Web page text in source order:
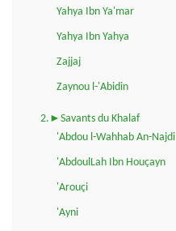
Yahya Ibn Ya'mar
Yahya Ibn Yahya
Zajjaj
Zaynou l-'Abidin
2.►Savants du Khalaf
'Abdou l-Wahhab An-Najdi
'AbdoulLah Ibn Houçayn
'Arouçi
'Ayni